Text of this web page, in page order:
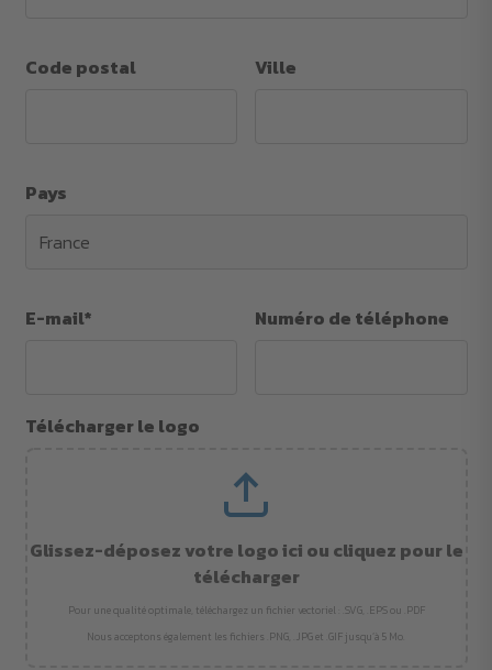
Code postal Ville
Pays
E-mail* Numéro de téléphone
Télécharger le logo
Glissez-déposez votre logo ici ou cliquez pour le
télécharger
Pour une qualité optimale, téléchargez un fichier vectoriel : .SVG, .EPS ou .PDF
Nous acceptons également les fichiers .PNG, .JPG et .GIF jusqu’à 5 Mo.